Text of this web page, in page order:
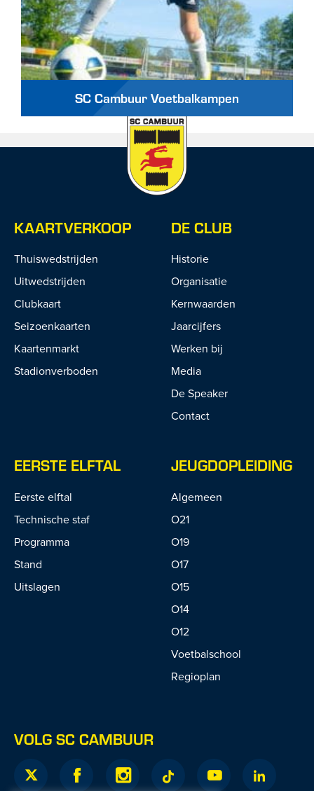
SC Cambuur Voetbalkampen
KAARTVERKOOP
Thuiswedstrijden
Uitwedstrijden
Clubkaart
Seizoenkaarten
Kaartenmarkt
Stadionverboden
DE CLUB
Historie
Organisatie
Kernwaarden
Jaarcijfers
Werken bij
Media
De Speaker
Contact
EERSTE ELFTAL
Eerste elftal
Technische staf
Programma
Stand
Uitslagen
JEUGDOPLEIDING
Algemeen
O21
O19
O17
O15
O14
O12
Voetbalschool
Regioplan
VOLG SC CAMBUUR